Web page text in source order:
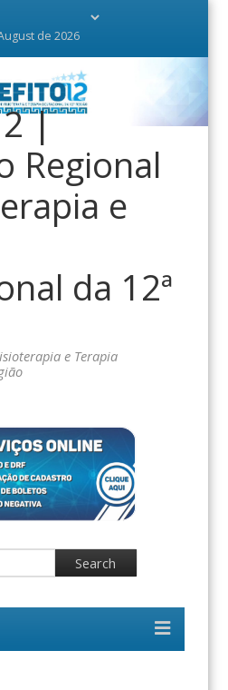
de 2026
|
Regional
e
da 12ª
e Terapia